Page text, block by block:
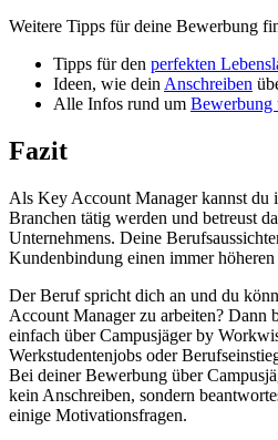
Weitere Tipps für deine Bewerbung
Tipps für den perfekten
Ideen, wie deinAnschreiben
Alle Infos rund um Bewerbung
Fazit
Als Key Account Manager kannst du
Branchen tätig werden und betreust
Unternehmens. Deine
Kundenbindung ​​einen immer
Der Beruf spricht dich an und du
Account Manager zu arbeiten? Dann
einfach über Campusjäger by
Werkstudentenjobs oder
Bei deiner Bewerbung über
kein Anschreiben, sondern
einige Motivationsfragen.